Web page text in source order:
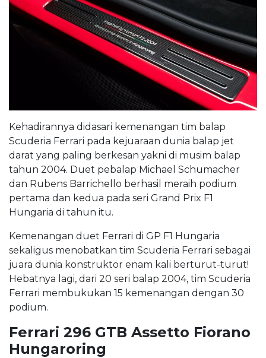
Kehadirannya didasari kemenangan tim balap
Scuderia Ferrari pada kejuaraan dunia balap jet
darat yang paling berkesan yakni di musim balap
tahun 2004. Duet pebalap Michael Schumacher
dan Rubens Barrichello berhasil meraih podium
pertama dan kedua pada seri Grand Prix F1
Hungaria di tahun itu.
Kemenangan duet Ferrari di GP F1 Hungaria
sekaligus menobatkan tim Scuderia Ferrari sebagai
juara dunia konstruktor enam kali berturut-turut!
Hebatnya lagi, dari 20 seri balap 2004, tim Scuderia
Ferrari membukukan 15 kemenangan dengan 30
podium.
Ferrari 296 GTB Assetto Fiorano
Hungaroring